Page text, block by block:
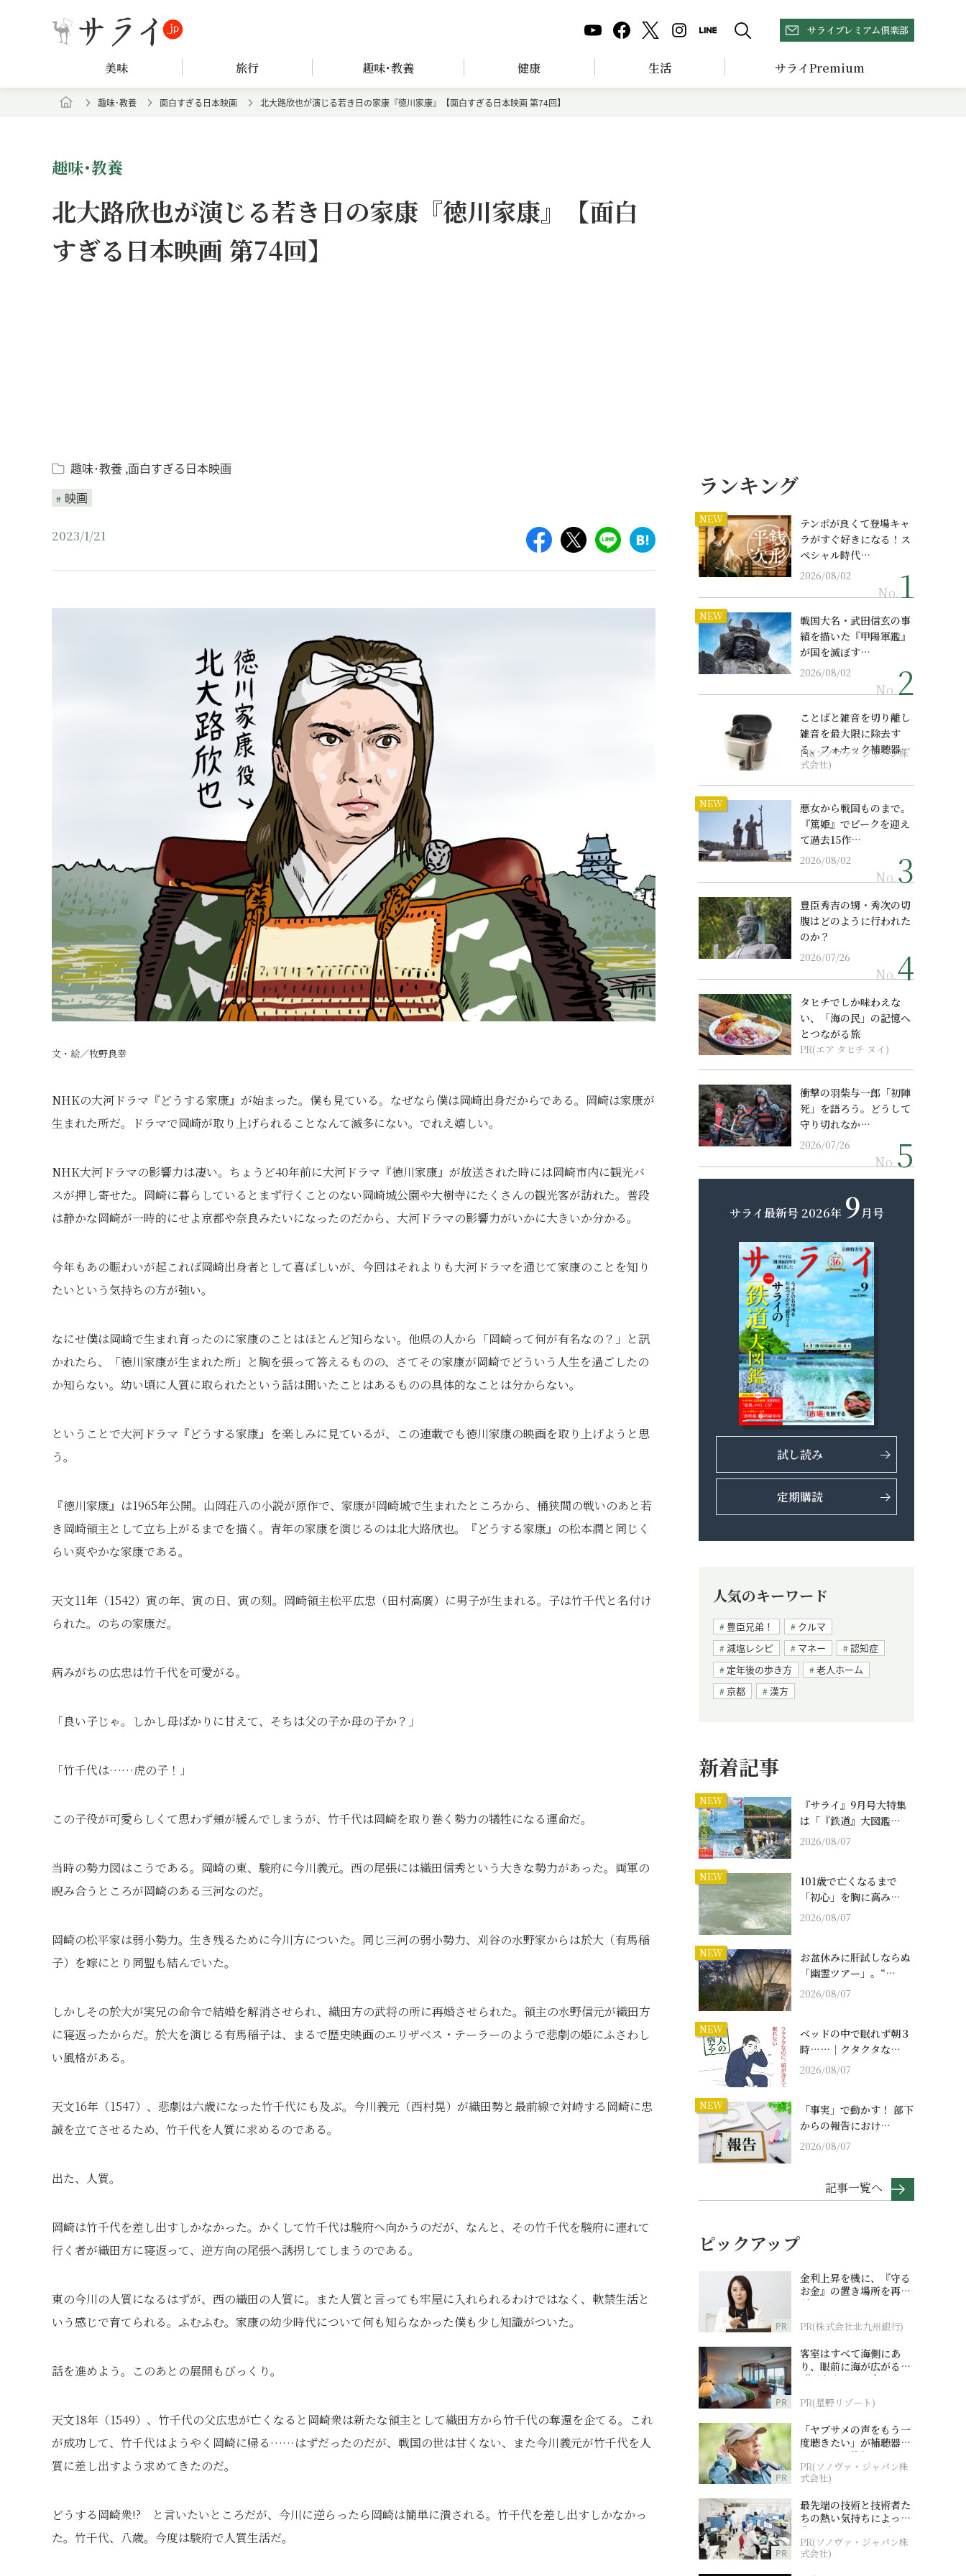
サライプレミアム倶楽部
美味 旅行 趣味･教養 健康 生活 サライPremium
趣味･教養 面白すぎる日本映画 北大路欣也が演じる若き日の家康『徳川家康』【面白すぎる日本映画 第74回】
趣味･教養
北大路欣也が演じる若き日の家康『徳川家康』【面白
すぎる日本映画 第74回】
趣味･教養 面白すぎる日本映画
映画
2023/1/21
文・絵／牧野良幸
NHKの大河ドラマ『どうする家康』が始まった。僕も見ている。なぜなら僕は岡崎出身だからである。岡崎は家康が
生まれた所だ。ドラマで岡崎が取り上げられることなんて滅多にない。でれえ嬉しい。
NHK大河ドラマの影響力は凄い。ちょうど40年前に大河ドラマ『徳川家康』が放送された時には岡崎市内に観光バ
スが押し寄せた。岡崎に暮らしているとまず行くことのない岡崎城公園や大樹寺にたくさんの観光客が訪れた。普段
は静かな岡崎が一時的にせよ京都や奈良みたいになったのだから、大河ドラマの影響力がいかに大きいか分かる。
今年もあの賑わいが起これば岡崎出身者として喜ばしいが、今回はそれよりも大河ドラマを通じて家康のことを知り
たいという気持ちの方が強い。
なにせ僕は岡崎で生まれ育ったのに家康のことはほとんど知らない。他県の人から「岡崎って何が有名なの？」と訊
かれたら、「徳川家康が生まれた所」と胸を張って答えるものの、さてその家康が岡崎でどういう人生を過ごしたの
か知らない。幼い頃に人質に取られたという話は聞いたことはあるものの具体的なことは分からない。
ということで大河ドラマ『どうする家康』を楽しみに見ているが、この連載でも徳川家康の映画を取り上げようと思
う。
『徳川家康』は1965年公開。山岡荘八の小説が原作で、家康が岡崎城で生まれたところから、桶狭間の戦いのあと若
き岡崎領主として立ち上がるまでを描く。青年の家康を演じるのは北大路欣也。『どうする家康』の松本潤と同じく
らい爽やかな家康である。
天文11年（1542）寅の年、寅の日、寅の刻。岡崎領主松平広忠（田村高廣）に男子が生まれる。子は竹千代と名付け
られた。のちの家康だ。
病みがちの広忠は竹千代を可愛がる。
「良い子じゃ。しかし母ばかりに甘えて、そちは父の子か母の子か？」
「竹千代は……虎の子！」
この子役が可愛らしくて思わず頬が緩んでしまうが、竹千代は岡崎を取り巻く勢力の犠牲になる運命だ。
当時の勢力図はこうである。岡崎の東、駿府に今川義元。西の尾張には織田信秀という大きな勢力があった。両軍の
睨み合うところが岡崎のある三河なのだ。
岡崎の松平家は弱小勢力。生き残るために今川方についた。同じ三河の弱小勢力、刈谷の水野家からは於大（有馬稲
子）を嫁にとり同盟も結んでいた。
しかしその於大が実兄の命令で結婚を解消させられ、織田方の武将の所に再婚させられた。領主の水野信元が織田方
に寝返ったからだ。於大を演じる有馬稲子は、まるで歴史映画のエリザベス・テーラーのようで悲劇の姫にふさわし
い風格がある。
天文16年（1547）、悲劇は六歳になった竹千代にも及ぶ。今川義元（西村晃）が織田勢と最前線で対峙する岡崎に忠
誠を立てさせるため、竹千代を人質に求めるのである。
出た、人質。
岡崎は竹千代を差し出すしかなかった。かくして竹千代は駿府へ向かうのだが、なんと、その竹千代を駿府に連れて
行く者が織田方に寝返って、逆方向の尾張へ誘拐してしまうのである。
東の今川の人質になるはずが、西の織田の人質に。また人質と言っても牢屋に入れられるわけではなく、軟禁生活と
いう感じで育てられる。ふむふむ。家康の幼少時代について何も知らなかった僕も少し知識がついた。
話を進めよう。このあとの展開もびっくり。
天文18年（1549）、竹千代の父広忠が亡くなると岡崎衆は新たな領主として織田方から竹千代の奪還を企てる。これ
が成功して、竹千代はようやく岡崎に帰る……はずだったのだが、戦国の世は甘くない、また今川義元が竹千代を人
質に差し出すよう求めてきたのだ。
どうする岡崎衆!? と言いたいところだが、今川に逆らったら岡崎は簡単に潰される。竹千代を差し出すしかなかっ
た。竹千代、八歳。今度は駿府で人質生活だ。
ランキング
NEW
テンポが良くて登場キャ
ラがすぐ好きになる！ス
ペシャル時代…
2026/08/02
No.
NEW
戦国大名・武田信玄の事
績を描いた『甲陽軍鑑』
が国を滅ぼす…
2026/08/02
No.
ことばと雑音を切り離し
雑音を最大限に除去す
る、フォナック補聴器の
最上位モデル
PR(ソノヴァ・ジャパン株
式会社)
NEW
悪女から戦国ものまで。
『篤姫』でピークを迎え
て過去15作…
2026/08/02
No.
豊臣秀吉の甥・秀次の切
腹はどのように行われた
のか？
2026/07/26
No.
タヒチでしか味わえな
い、「海の民」の記憶へ
とつながる旅
PR(エア タヒチ ヌイ)
衝撃の羽柴与一郎「初陣
死」を語ろう。どうして
守り切れなか…
2026/07/26
No.
サライ最新号 2026年 9月号
試し読み
定期購読
人気のキーワード
豊臣兄弟！
クルマ
減塩レシピ
マネー
認知症
定年後の歩き方
老人ホーム
京都
漢方
新着記事
NEW
『サライ』9月号大特集
は「『鉄道』大図鑑…
2026/08/07
NEW
101歳で亡くなるまで
「初心」を胸に高み…
2026/08/07
NEW
お盆休みに肝試しならぬ
「幽霊ツアー」。“…
2026/08/07
NEW
ベッドの中で眠れず朝３
時……｜クタクタな…
2026/08/07
NEW
「事実」で動かす！ 部下
からの報告におけ…
2026/08/07
記事一覧へ
ピックアップ
PR
金利上昇を機に、『守る
お金』の置き場所を再検
討
PR(株式会社北九州銀行)
PR
客室はすべて海側にあ
り、眼前に海が広がる
『西表島ホテル by 星野
PR(星野リゾート)
PR
「ヤブサメの声をもう一
度聴きたい」が補聴器チ
ャレンジの後押しに
PR(ソノヴァ・ジャパン株
式会社)
PR
最先端の技術と技術者た
ちの熱い気持ちによって
作られているオーダーメ
イド補聴器
PR(ソノヴァ・ジャパン株
式会社)